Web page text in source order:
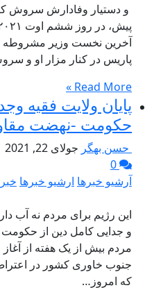
و دستیار وفادارش سروش
آخرین نخست وزیر مشروطه
پاریس در کنار مزار او و
Read More »
پایان ولایت فقیه
حکومت -نهضت
حسن بهگر جولای 22, 2021
آرشیو خبرها ارشیو خبرها
این رژیم برای مردم نه آب
و جدایی کامل دین از
مردم بیش از یک هفته از
جنوب خاوری کشور در
که امروز…